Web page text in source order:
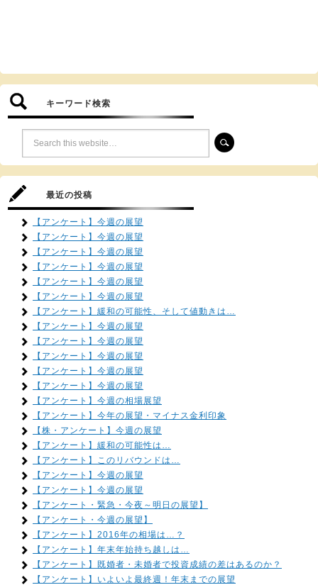
キーワード検索
最近の投稿
【アンケート】今週の展望
【アンケート】今週の展望
【アンケート】今週の展望
【アンケート】今週の展望
【アンケート】今週の展望
【アンケート】今週の展望
【アンケート】緩和の可能性、そして値動きは…
【アンケート】今週の展望
【アンケート】今週の展望
【アンケート】今週の展望
【アンケート】今週の展望
【アンケート】今週の展望
【アンケート】今週の相場展望
【アンケート】今年の展望・マイナス金利印象
【株・アンケート】今週の展望
【アンケート】緩和の可能性は…
【アンケート】このリバウンドは…
【アンケート】今週の展望
【アンケート】今週の展望
【アンケート・緊急・今夜～明日の展望】
【アンケート・今週の展望】
【アンケート】2016年の相場は…？
【アンケート】年末年始持ち越しは…
【アンケート】既婚者・未婚者で投資成績の差はあるのか？
【アンケート】いよいよ最終週！年末までの展望